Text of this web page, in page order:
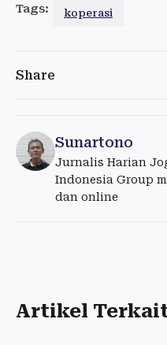
Tags: koperasi
Share
Sunartono
Jurnalis Harian
Indonesia Group
dan online
Artikel